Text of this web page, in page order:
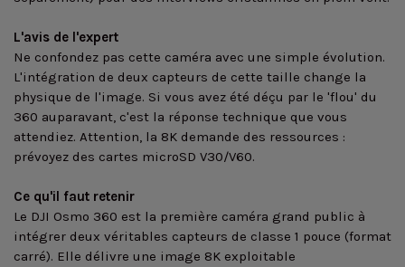
L'avis de l'expert
Ne confondez pas cette caméra avec une simple évolution.
L'intégration de deux capteurs de cette taille change la
physique de l'image. Si vous avez été déçu par le 'flou' du
360 auparavant, c'est la réponse technique que vous
attendiez. Attention, la 8K demande des ressources :
prévoyez des cartes microSD V30/V60.
Ce qu'il faut retenir
Le DJI Osmo 360 est la première caméra grand public à
intégrer deux véritables capteurs de classe 1 pouce (format
carré). Elle délivre une image 8K exploitable